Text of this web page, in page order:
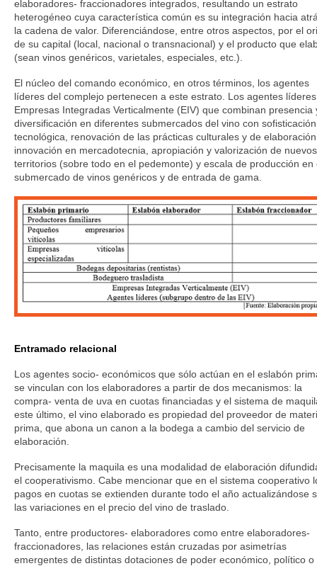
elaboradores- fraccionadores integrados, resultando un estrato
heterogéneo cuya característica común es su integración hacia
la cadena de valor. Diferenciándose, entre otros aspectos, por el
de su capital (local, nacional o transnacional) y el producto que
(sean vinos genéricos, varietales, especiales, etc.).
El núcleo del comando económico, en otros términos, los agentes
líderes del complejo pertenecen a este estrato. Los agentes
Empresas Integradas Verticalmente (EIV) que combinan presencia
diversificación en diferentes submercados del vino con sofisticación
tecnológica, renovación de las prácticas culturales y de
innovación en mercadotecnia, apropiación y valorización de nuevos
territorios (sobre todo en el pedemonte) y escala de producción en
submercado de vinos genéricos y de entrada de gama.
Entramado relacional
Los agentes socio- económicos que sólo actúan en el eslabón
se vinculan con los elaboradores a partir de dos mecanismos: la
compra- venta de uva en cuotas financiadas y el sistema de
este último, el vino elaborado es propiedad del proveedor de
prima, que abona un canon a la bodega a cambio del servicio de
elaboración.
Precisamente la maquila es una modalidad de elaboración
el cooperativismo. Cabe mencionar que en el sistema cooperativo
pagos en cuotas se extienden durante todo el año actualizándose
las variaciones en el precio del vino de traslado.
Tanto, entre productores- elaboradores como entre elaboradores-
fraccionadores, las relaciones están cruzadas por asimetrías
emergentes de distintas dotaciones de poder económico, político o